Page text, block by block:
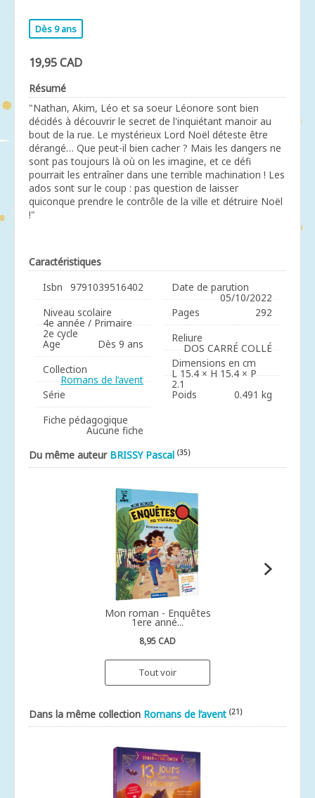
Dès 9 ans
19,95 CAD
Résumé
"Nathan, Akim, Léo et sa soeur Léonore sont bien
décidés à découvrir le secret de l'inquiétant manoir au
bout de la rue. Le mystérieux Lord Noël déteste être
dérangé… Que peut-il bien cacher ? Mais les dangers ne
sont pas toujours là où on les imagine, et ce défi
pourrait les entraîner dans une terrible machination ! Les
ados sont sur le coup : pas question de laisser
quiconque prendre le contrôle de la ville et détruire Noël
!"
Caractéristiques
Isbn
9791039516402
Niveau scolaire
4e année / Primaire
2e cycle
Age
Dès 9 ans
Collection
Romans de l’avent
Série
Fiche pédagogique
Aucune fiche
Date de parution
05/10/2022
Pages
292
Reliure
DOS CARRÉ COLLÉ
Dimensions en cm
L 15.4 × H 15.4 × P
2.1
Poids 0.491 kg
Du même auteur BRISSY Pascal (35)
Mon roman - Enquêtes
1ere anné...
8,95 CAD
Tout voir
Dans la même collection Romans de l’avent (21)